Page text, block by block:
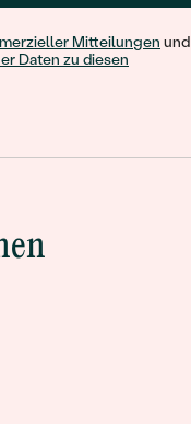
Mitteilungen und
Daten zu diesen